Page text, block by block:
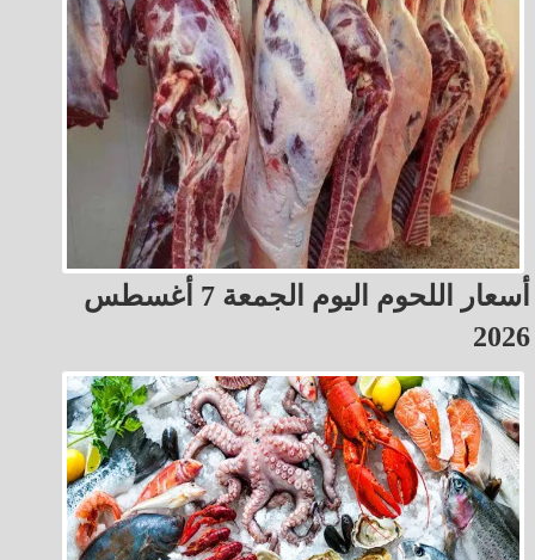
أسعار اللحوم اليوم الجمعة 7 أغسطس
2026